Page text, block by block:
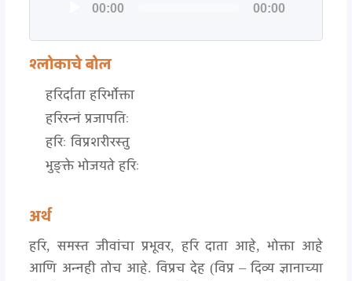
00:00 00:00
श्लोकाचे बोल
हरिर्दाता हरिर्भोक्ता
हरिरन्नं प्रजापतिः
हरिः विप्रशरीरस्तु
भुङ्क्ते भोजयते हरिः
अर्थ
हरि, समस्त जीवांचा प्रभूवर, हरि दाता आहे, भोक्ता आहे
आणि अन्नही तोच आहे. विप्रच देह (विप्र – दिव्य ज्ञानाच्या